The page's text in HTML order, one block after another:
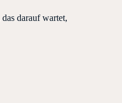
darauf wartet,